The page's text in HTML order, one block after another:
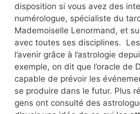
disposition si vous avez des
numérologue, spécialiste du
Mademoiselle Lenormand, et
avec toutes ses disciplines.
l’avenir grâce à l’astrologie
exemple, on dit que l’oracle de
capable de prévoir les
se produire dans le futur. Plus
gens ont consulté des